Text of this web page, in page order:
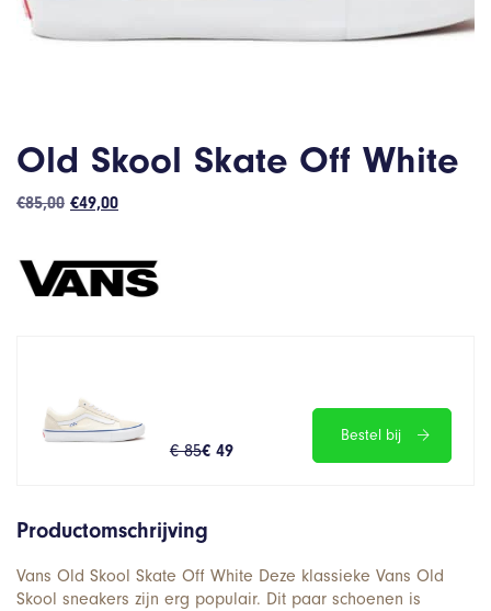
Old Skool Skate Off White
€85,00 Oorspronkelijke
€85,00.
€49,00Huidige
€49,00.
€ 85€ 49
Bestel bij
Productomschrijving
Vans Old Skool Skate Off White Deze klassieke Vans Old
Skool sneakers zijn erg populair. Dit paar schoenen is